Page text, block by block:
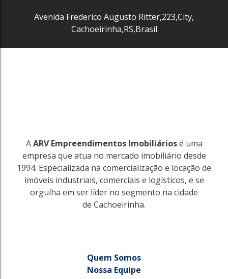
Avenida Frederico Augusto Ritter,223,City,
Cachoeirinha,RS,Brasil
AARV Empreendimentos Imobiliáriosé uma
empresa que atua no mercado imobiliário desde
1994. Especializada na comercialização e locação de
imóveis industriais, comerciais e logísticos, e se
orgulha em ser líder no segmento na cidade
de Cachoeirinha.
Quem Somos
Nossa Equipe